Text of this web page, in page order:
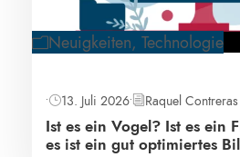
Neuigkeiten, Technologie
• 13. Juli 2026• Raquel
Ist es ein Vogel? Ist es ein
es ist ein gut optimiertes